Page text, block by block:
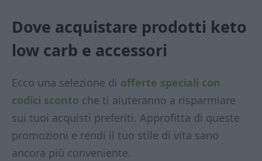
Dove acquistare prodotti keto
low carb e accessori
Ecco una selezione di offerte speciali con
codici sconto che ti aiuteranno a risparmiare
sui tuoi acquisti preferiti. Approfitta di queste
promozioni e rendi il tuo stile di vita sano
ancora più conveniente.